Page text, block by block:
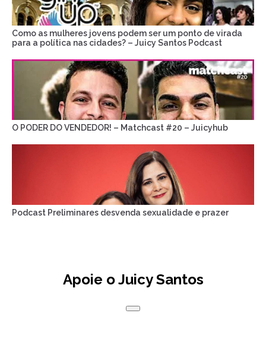
Como as mulheres jovens podem ser um ponto de virada
para a política nas cidades? – Juicy Santos Podcast
O PODER DO VENDEDOR! – Matchcast #20 – Juicyhub
Podcast Preliminares desvenda sexualidade e prazer
Apoie o Juicy Santos